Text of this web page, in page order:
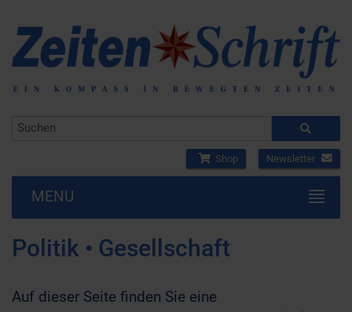
Shop Newsletter
MENU
Politik • Gesellschaft
Auf dieser Seite finden Sie eine